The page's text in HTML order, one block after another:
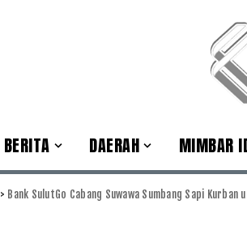
BERITA DAERAH MIMBAR
> Bank SulutGo Cabang Suwawa Sumbang Sapi Kurban